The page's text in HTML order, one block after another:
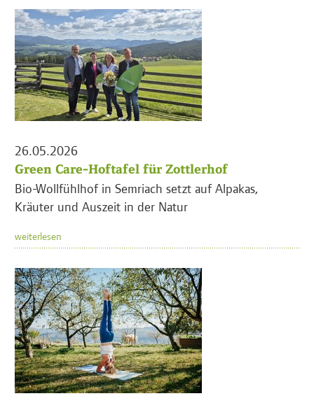
26.05.2026
Green Care-Hoftafel für Zottlerhof
Bio-Wollfühlhof in Semriach setzt auf Alpakas,
Kräuter und Auszeit in der Natur
weiterlesen